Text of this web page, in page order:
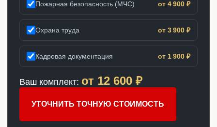
Пожарная безопасность (МЧС) от 4 900 ₽
Охрана труда от 3 900 ₽
Кадровая документация от 1 900 ₽
Ваш комплект: от 12 600 ₽
УТОЧНИТЬ ТОЧНУЮ СТОИМОСТЬ